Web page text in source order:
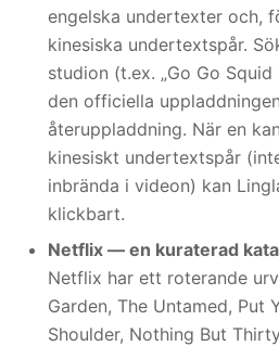
engelska undertexter och,
kinesiska undertextspår.
studion (t.ex. „Go Go
den officiella
återuppladdning. När en
kinesiskt undertextspår
inbrända i videon) kan
klickbart.
Netflix — en kuraterad
Netflix har ett roterande
Garden, The Untamed, Put
Shoulder, Nothing But